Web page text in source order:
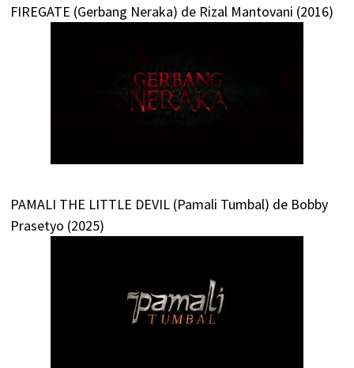
FIREGATE (Gerbang Neraka) de Rizal Mantovani (2016)
PAMALI THE LITTLE DEVIL (Pamali Tumbal) de Bobby
Prasetyo (2025)